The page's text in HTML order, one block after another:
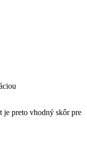
preto vhodný skôr pre